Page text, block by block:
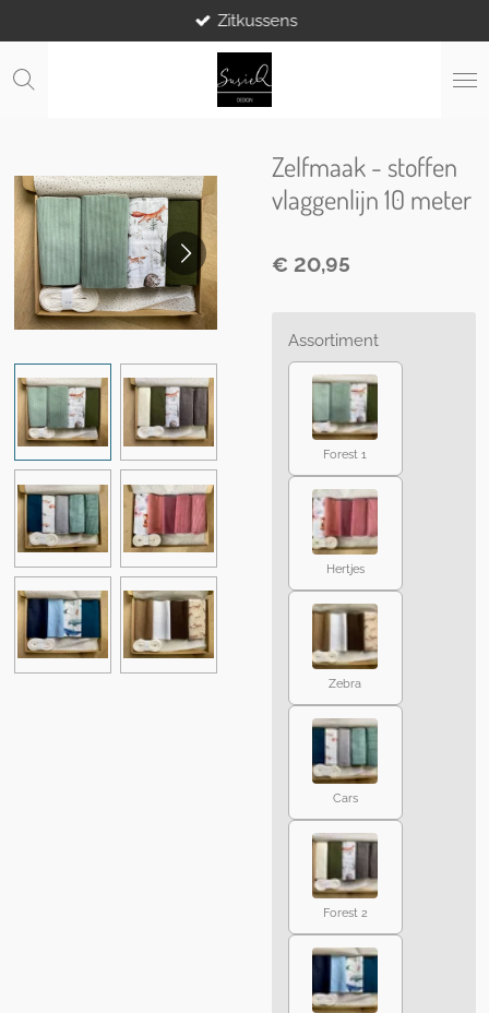
direct
naar
Zitkussens
Zelfmaak - stoffen
vlaggenlijn 10 meter
€ 20,95
Assortiment
Forest 1
Hertjes
Zebra
Cars
Forest 2